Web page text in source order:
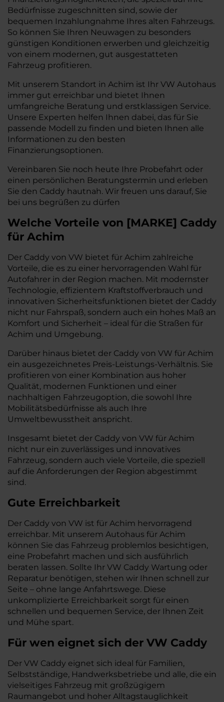
Bedürfnisse zugeschnitten sind, sowie der
bequemen Inzahlungnahme Ihres alten Fahrzeugs.
So können Sie Ihren Neuwagen zu besonders
günstigen Konditionen erwerben und gleichzeitig
von einem modernen, gut ausgestatteten
Fahrzeug profitieren.
Mit unserem Standort in Achim ist Ihr VW Autohaus
immer gut erreichbar und bietet Ihnen
umfangreiche Beratung und erstklassigen Service.
Unsere Experten helfen Ihnen dabei, das für Sie
passende Modell zu finden und bieten Ihnen alle
Informationen zu den besten
Finanzierungsoptionen.
Vereinbaren Sie noch heute Ihre Probefahrt oder
einen persönlichen Beratungstermin und erleben
Sie den Caddy hautnah. Wir freuen uns darauf, Sie
bei uns begrüßen zu dürfen
Welche Vorteile von [MARKE] Caddy
für Achim
Der Caddy von VW bietet für Achim zahlreiche
Vorteile, die es zu einer hervorragenden Wahl für
Autofahrer in der Region machen. Mit modernster
Technologie, effizientem Kraftstoffverbrauch und
innovativen Sicherheitsfunktionen bietet der Caddy
nicht nur Fahrspaß, sondern auch ein hohes Maß an
Komfort und Sicherheit – ideal für die Straßen für
Achim und Umgebung.
Darüber hinaus bietet der Caddy von VW für Achim
ein ausgezeichnetes Preis-Leistungs-Verhältnis. Sie
profitieren von einer Kombination aus hoher
Qualität, modernen Funktionen und einer
nachhaltigen Fahrzeugoption, die sowohl Ihre
Mobilitätsbedürfnisse als auch Ihre
Umweltbewusstheit anspricht.
Insgesamt bietet der Caddy von VW für Achim
nicht nur ein zuverlässiges und innovatives
Fahrzeug, sondern auch viele Vorteile, die speziell
auf die Anforderungen der Region abgestimmt
sind.
Gute Erreichbarkeit
Der Caddy von VW ist für Achim hervorragend
erreichbar. Mit unserem Autohaus für Achim
können Sie das Fahrzeug problemlos besichtigen,
eine Probefahrt machen und sich ausführlich
beraten lassen. Sollte Ihr VW Caddy Wartung oder
Reparatur benötigen, stehen wir Ihnen schnell zur
Seite – ohne lange Anfahrtswege. Diese
unkomplizierte Erreichbarkeit sorgt für einen
schnellen und bequemen Service, der Ihnen Zeit
und Mühe spart.
Für wen eignet sich der VW Caddy
Der VW Caddy eignet sich ideal für Familien,
Selbstständige, Handwerksbetriebe und alle, die ein
vielseitiges Fahrzeug mit großzügigem
Raumangebot und hoher Alltagstauglichkeit